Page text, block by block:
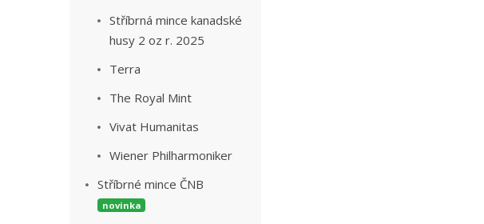
Stříbrná mince kanadské
husy 2 oz r. 2025
Terra
The Royal Mint
Vivat Humanitas
Wiener Philharmoniker
Stříbrné mince ČNB
novinka